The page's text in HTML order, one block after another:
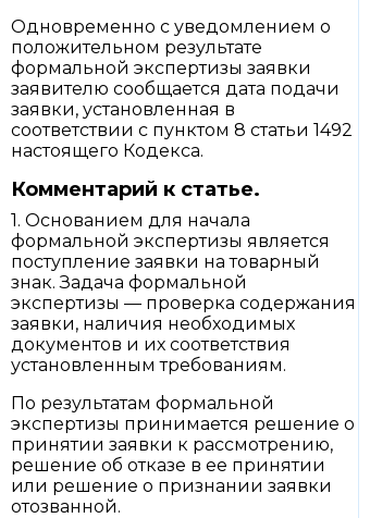
Одновременно с уведомлением о
положительном результате
формальной экспертизы заявки
заявителю сообщается дата подачи
заявки, установленная в
соответствии с пунктом 8 статьи 1492
настоящего Кодекса.
Комментарий к статье.
1. Основанием для начала
формальной экспертизы является
поступление заявки на товарный
знак. Задача формальной
экспертизы — проверка содержания
заявки, наличия необходимых
документов и их соответствия
установленным требованиям.
По результатам формальной
экспертизы принимается решение о
принятии заявки к рассмотрению,
решение об отказе в ее принятии
или решение о признании заявки
отозванной.